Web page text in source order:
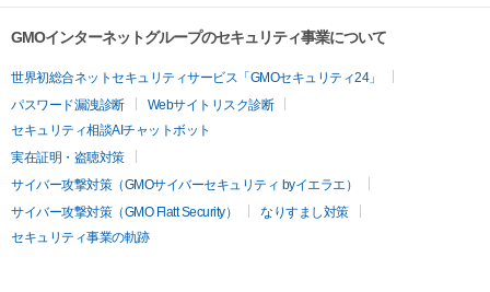
GMOインターネットグループのセキュリティ事業について
世界初総合ネットセキュリティサービス「GMOセキュリティ24」
パスワード漏洩診断
Webサイトリスク診断
セキュリティ相談AIチャットボット
実在証明・盗聴対策
サイバー攻撃対策（GMOサイバーセキュリティ byイエラエ）
サイバー攻撃対策（GMO Flatt Security）
なりすまし対策
セキュリティ事業の軌跡